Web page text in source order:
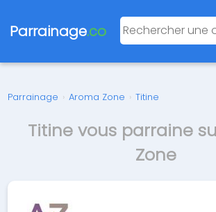
Parrainage.co
Parrainage › Aroma Zone › Titine
Titine vous parraine
Zone